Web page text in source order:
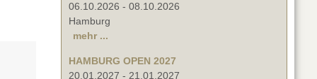
06.10.2026 - 08.10.2026
Hamburg
mehr ...
HAMBURG OPEN 2027
20.01.2027 - 21.01.2027